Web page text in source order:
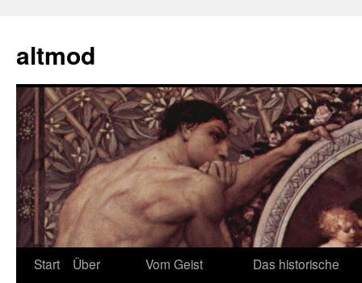
springen
altmod
Start
Über
Vom Geist
Das historische